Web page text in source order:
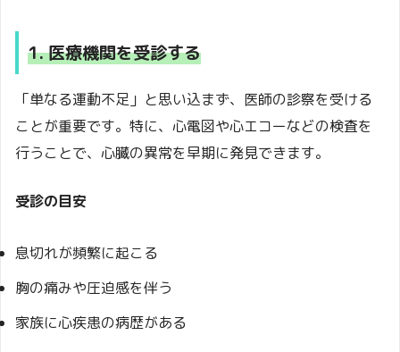
1. 医療機関を受診する
「単なる運動不足」と思い込まず、医師の診察を受ける
ことが重要です。特に、心電図や心エコーなどの検査を
行うことで、心臓の異常を早期に発見できます。
受診の目安
息切れが頻繁に起こる
胸の痛みや圧迫感を伴う
家族に心疾患の病歴がある